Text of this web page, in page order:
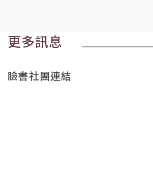
更多訊息
臉書社團連結